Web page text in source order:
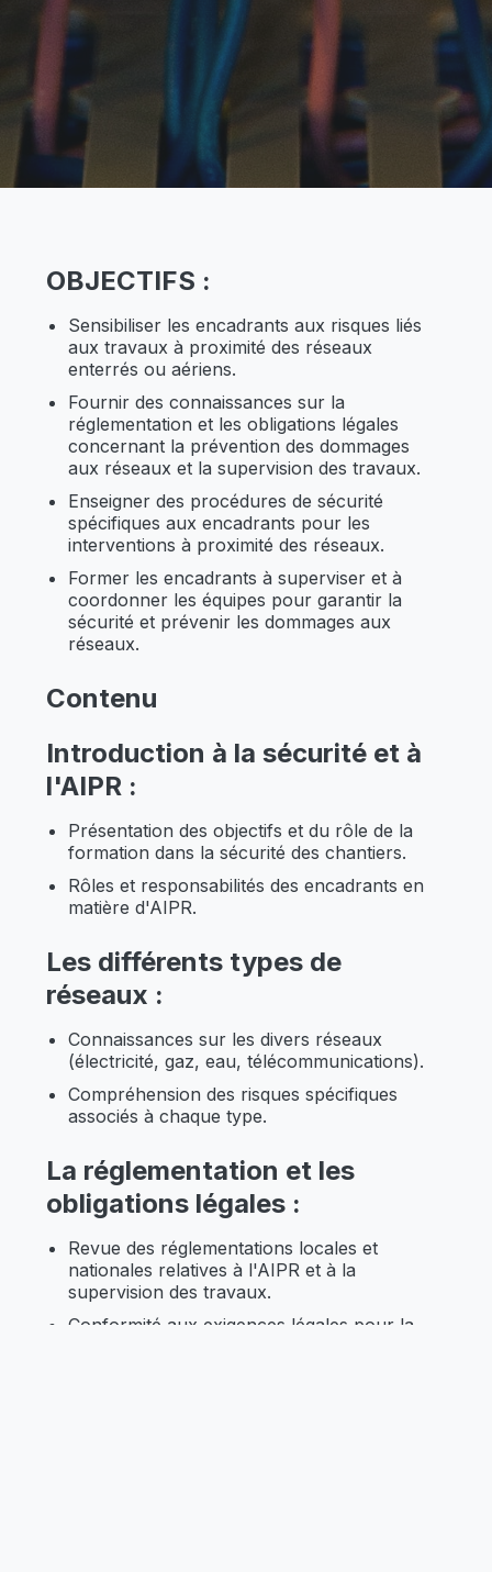
OBJECTIFS :
Sensibiliser les encadrants aux risques liés
aux travaux à proximité des réseaux
enterrés ou aériens.
Fournir des connaissances sur la
réglementation et les obligations légales
concernant la prévention des dommages
aux réseaux et la supervision des travaux.
Enseigner des procédures de sécurité
spécifiques aux encadrants pour les
interventions à proximité des réseaux.
Former les encadrants à superviser et à
coordonner les équipes pour garantir la
sécurité et prévenir les dommages aux
réseaux.
Contenu
Introduction à la sécurité et à
l'AIPR :
Présentation des objectifs et du rôle de la
formation dans la sécurité des chantiers.
Rôles et responsabilités des encadrants en
matière d'AIPR.
Les différents types de
réseaux :
Connaissances sur les divers réseaux
(électricité, gaz, eau, télécommunications).
Compréhension des risques spécifiques
associés à chaque type.
La réglementation et les
obligations légales :
Revue des réglementations locales et
nationales relatives à l'AIPR et à la
supervision des travaux.
Conformité aux exigences légales pour la